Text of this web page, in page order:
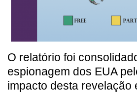
O relatório foi
espionagem dos EUA
impacto desta